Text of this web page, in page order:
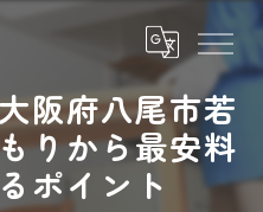
阪府八尾市若
りから最安料
ポイント